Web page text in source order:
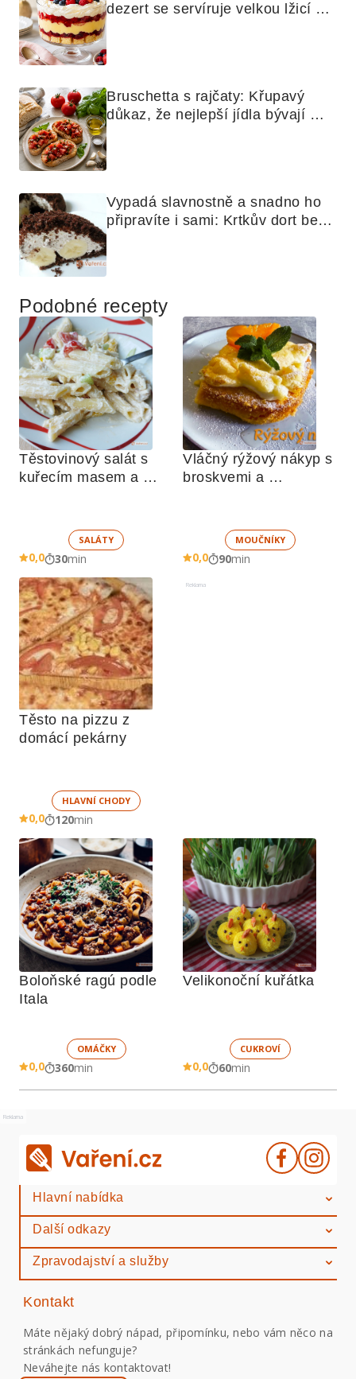
dezert se servíruje velkou lžicí
Bruschetta s rajčaty: Křupavý
důkaz, že nejlepší jídla bývají
Vypadá slavnostně a snadno ho
připravíte i sami: Krtkův dort bez
Podobné recepty
Těstovinový salát s
kuřecím masem a
SALÁTY
0,0 30min
Vláčný rýžový nákyp s
broskvemi a
MOUČNÍKY
0,0 90min
Těsto na pizzu z
domácí pekárny
HLAVNÍ CHODY
0,0 120min
Reklama
Boloňské ragú podle
Itala
OMÁČKY
0,0 360min
Velikonoční kuřátka
CUKROVÍ
0,0 60min
Reklama
Hlavní nabídka
Další odkazy
Zpravodajství a služby
Kontakt
Máte nějaký dobrý nápad, připomínku, nebo vám něco na
stránkách nefunguje?
Neváhejte nás kontaktovat!